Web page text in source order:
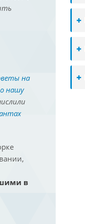
на
нашу
в